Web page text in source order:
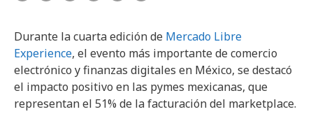
Durante la cuarta edición de Mercado Libre
Experience, el evento más importante de comercio
electrónico y finanzas digitales en México, se destacó
el impacto positivo en las pymes mexicanas, que
representan el 51% de la facturación del marketplace.